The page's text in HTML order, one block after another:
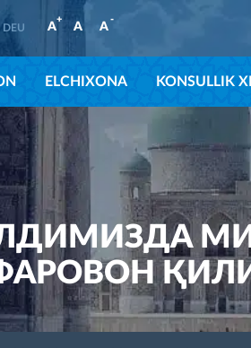
DEU A
+
A A
-
ELCHIXONA KONSULLIK